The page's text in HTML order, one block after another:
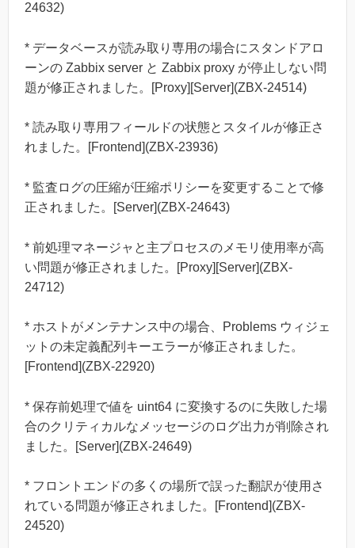
24632)
* データベースが読み取り専用の場合にスタンドアロ
ーンの Zabbix server と Zabbix proxy が停止しない問
題が修正されました。[Proxy][Server](ZBX-24514)
* 読み取り専用フィールドの状態とスタイルが修正さ
れました。[Frontend](ZBX-23936)
* 監査ログの圧縮が圧縮ポリシーを変更することで修
正されました。[Server](ZBX-24643)
* 前処理マネージャと主プロセスのメモリ使用率が高
い問題が修正されました。[Proxy][Server](ZBX-
24712)
* ホストがメンテナンス中の場合、Problems ウィジェ
ットの未定義配列キーエラーが修正されました。
[Frontend](ZBX-22920)
* 保存前処理で値を uint64 に変換するのに失敗した場
合のクリティカルなメッセージのログ出力が削除され
ました。[Server](ZBX-24649)
* フロントエンドの多くの場所で誤った翻訳が使用さ
れている問題が修正されました。[Frontend](ZBX-
24520)